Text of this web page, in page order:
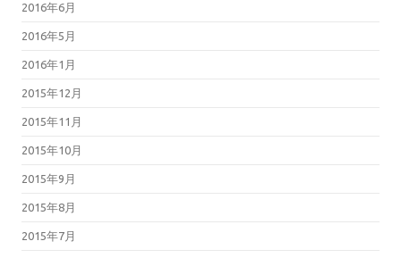
2016年6月
2016年5月
2016年1月
2015年12月
2015年11月
2015年10月
2015年9月
2015年8月
2015年7月